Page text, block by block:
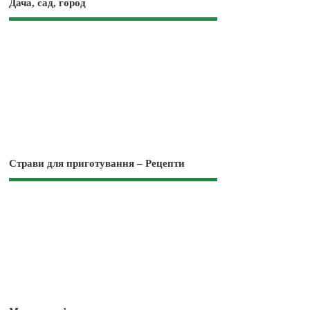
Дача, сад, город
Страви для приготування – Рецепти